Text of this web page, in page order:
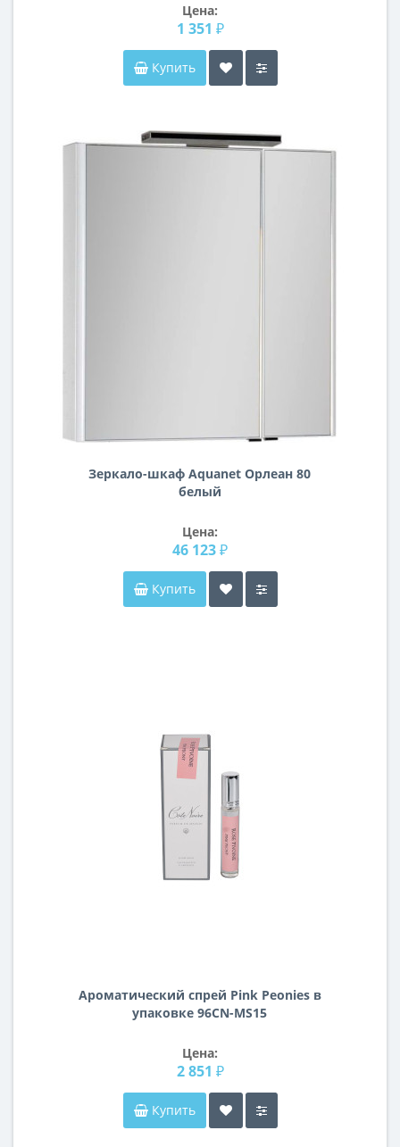
Цена:
1 351 ₽
Купить
Зеркало-шкаф Aquanet Орлеан 80
белый
Цена:
46 123 ₽
Купить
Ароматический спрей Pink Peonies в
упаковке 96СN-MS15
Цена:
2 851 ₽
Купить